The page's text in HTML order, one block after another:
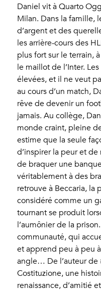
Daniel vit à Quarto
Milan. Dans la famille,
d’argent et des
les arrière-cours des
plus fort sur le terrain,
le maillot de l’Inter.
élevées, et il ne veut
au cours d’un match,
rêve de devenir un
jamais. Au collège,
monde craint, pleine
estime que la seule
d’inspirer la peur et
de braquer une
véritablement à des
retrouve à Beccaria, la
considéré comme un
tournant se produit
l’aumônier de la
communauté, qui
et apprend peu à peu
angle… De l’auteur de
Costituzione, une
renaissance, d’amitié